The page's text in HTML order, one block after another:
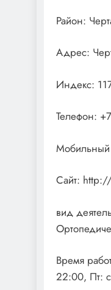
Район:
Адрес:
Индекс:
Телефон:
Мобильный
Сайт:
вид
Время
22:00, Пт: